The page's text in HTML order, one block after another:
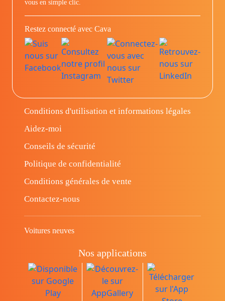
vous en simple clic.
Restez connecté avec Cava
Conditions d'utilisation et informations légales
Aidez-moi
Conseils de sécurité
Politique de confidentialité
Conditions générales de vente
Contactez-nous
Voitures neuves
Nos applications